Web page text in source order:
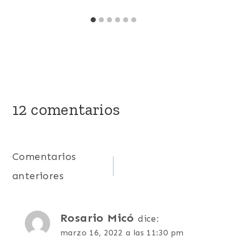
12 comentarios
Navegación
de
comentarios
Comentarios
anteriores
Rosario Micó dice:
marzo 16, 2022 a las 11:30 pm